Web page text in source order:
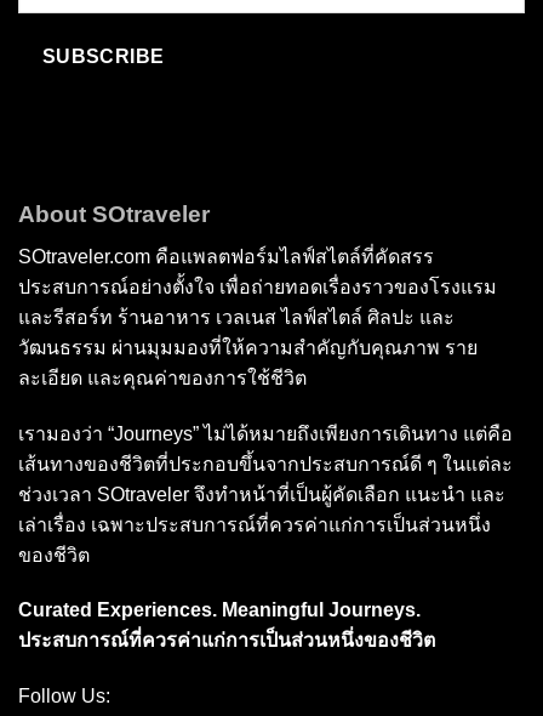
SUBSCRIBE
About SOtraveler
SOtraveler.com คือแพลตฟอร์มไลฟ์สไตล์ที่คัดสรร
ประสบการณ์อย่างตั้งใจ เพื่อถ่ายทอดเรื่องราวของโรงแรม
และรีสอร์ท ร้านอาหาร เวลเนส ไลฟ์สไตล์ ศิลปะ และ
วัฒนธรรม ผ่านมุมมองที่ให้ความสำคัญกับคุณภาพ ราย
ละเอียด และคุณค่าของการใช้ชีวิต
เรามองว่า “Journeys” ไม่ได้หมายถึงเพียงการเดินทาง แต่คือ
เส้นทางของชีวิตที่ประกอบขึ้นจากประสบการณ์ดี ๆ ในแต่ละ
ช่วงเวลา SOtraveler จึงทำหน้าที่เป็นผู้คัดเลือก แนะนำ และ
เล่าเรื่อง เฉพาะประสบการณ์ที่ควรค่าแก่การเป็นส่วนหนึ่ง
ของชีวิต
Curated Experiences. Meaningful Journeys.
ประสบการณ์ที่ควรค่าแก่การเป็นส่วนหนึ่งของชีวิต
Follow Us: